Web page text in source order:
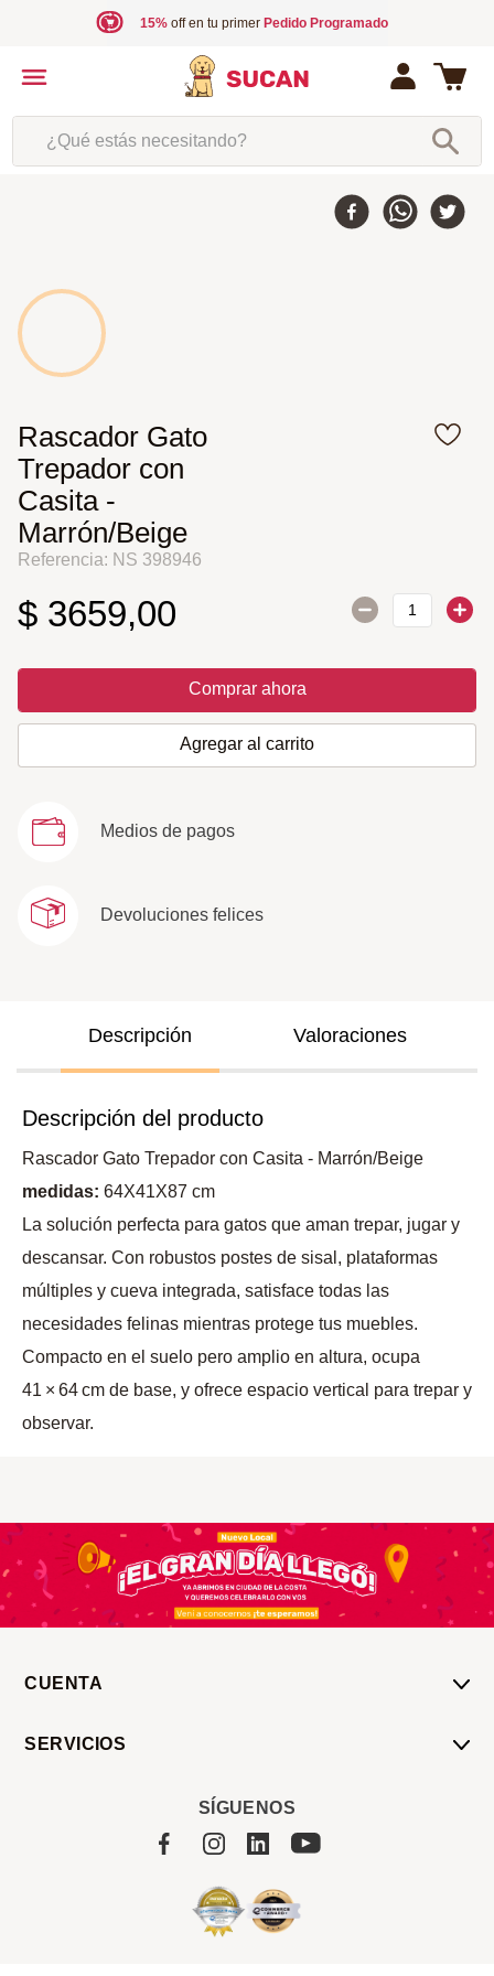
15%off en tu primer Pedido Programado
¿Qué estás necesitando?
Rascador Gato
Trepador con
Casita -
Marrón/Beige
Referencia: NS 398946
$ 3659,00
Comprar ahora
Agregar al carrito
Medios de pagos
Devoluciones felices
Descripción Valoraciones
Descripción del producto
Rascador Gato Trepador con Casita - Marrón/Beige
medidas: 64X41X87 cm
La solución perfecta para gatos que aman trepar, jugar y
descansar. Con robustos postes de sisal, plataformas
múltiples y cueva integrada, satisface todas las
necesidades felinas mientras protege tus muebles.
Compacto en el suelo pero amplio en altura, ocupa
41 × 64 cm de base, y ofrece espacio vertical para trepar y
observar.
CUENTA
SERVICIOS
SÍGUENOS